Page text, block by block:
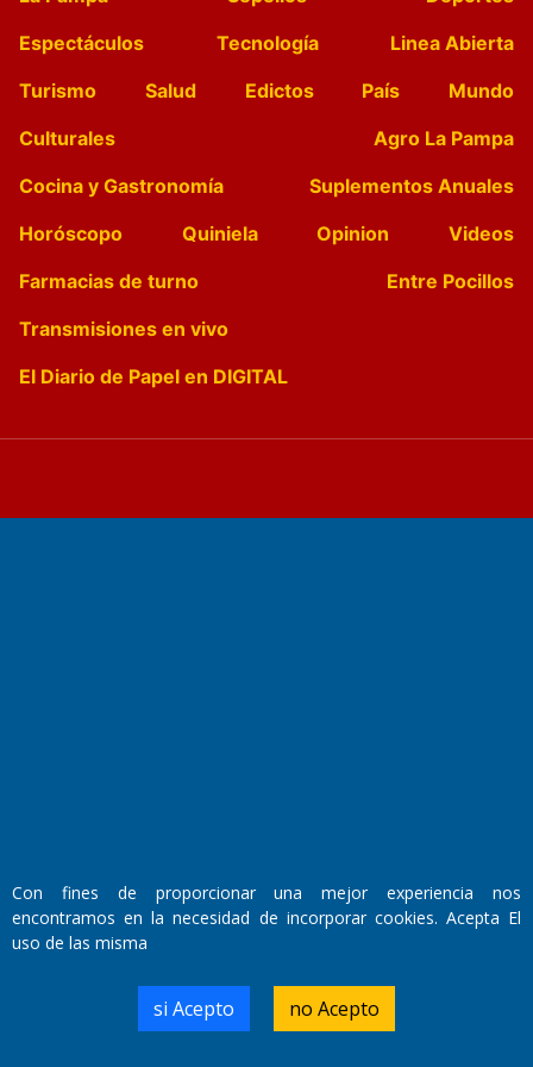
Espectáculos
Tecnología
Linea Abierta
Turismo
Salud Edictos País
Mundo
Culturales
Agro La Pampa
Cocina y Gastronomía
Suplementos Anuales
Horóscopo
Quiniela Opinion
Videos
Farmacias de turno
Entre Pocillos
Transmisiones en vivo
El Diario de Papel en DIGITAL
Domicilio Legal: José Ingenieros 855,
Santa Rosa, La Pampa.
RL-2019-55551274-APN-DNDA#MJ
Con fines de proporcionar una mejor experiencia nos
encontramos en la necesidad de incorporar cookies. Acepta El
uso de las misma
si Acepto no Acepto